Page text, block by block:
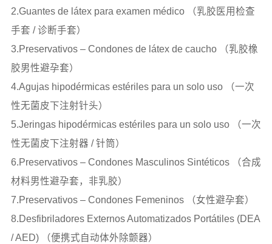
2.Guantes de látex para examen médico （乳胶医用检查
手套 / 诊断手套）
3.Preservativos – Condones de látex de caucho （乳胶橡
胶男性避孕套）
4.Agujas hipodérmicas estériles para un solo uso （一次
性无菌皮下注射针头）
5.Jeringas hipodérmicas estériles para un solo uso （一次
性无菌皮下注射器 / 针筒）
6.Preservativos – Condones Masculinos Sintéticos （合成
材料男性避孕套，非乳胶）
7.Preservativos – Condones Femeninos （女性避孕套）
8.Desfibriladores Externos Automatizados Portátiles (DEA
/ AED) （便携式自动体外除颤器）